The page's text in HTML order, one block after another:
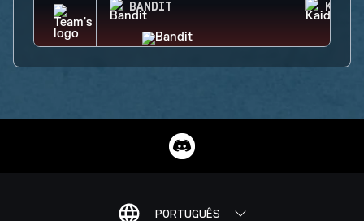
BANDIT KAID
PORTUGUÊS